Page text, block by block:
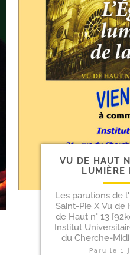
VU DE HAUT
LUMIÈRE
Les parutions de
Saint-Pie X Vu de
de Haut n° 13
Institut
du Cherche-Midi
Paru le 1